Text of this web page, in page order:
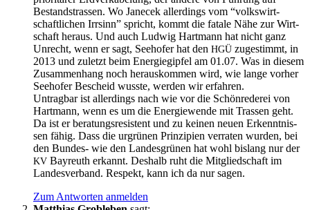
Bestandstras­sen. Wo Jan­ecek aller­dings vom “volks­wirt­
schaft­li­chen Irr­sinn” spricht, kommt die fata­le Nähe zur Wirt­
schaft her­aus. Und auch Lud­wig Hart­mann hat nicht ganz
Unrecht, wenn er sagt, See­ho­fer hat den HGÜ zuge­stimmt, in
2013 und zuletzt beim Ener­gie­gip­fel am 01.07. Was in die­sem
Zusam­men­hang noch her­aus­kom­men wird, wie lan­ge vor­her
See­ho­fer Bescheid wuss­te, wer­den wir erfahren.
Untrag­bar ist aller­dings nach wie vor die Schön­re­de­rei von
Hart­mann, wenn es um die Ener­gie­wen­de mit Tras­sen geht.
Da ist er bera­tungs­re­sis­tent und zu kei­nen neu­en Erkennt­nis­
sen fähig. Dass die urgrü­nen Prin­zi­pi­en ver­ra­ten wur­den, bei
den Bun­des- wie den Lan­des­grü­nen hat wohl bis­lang nur der
KV Bay­reuth erkannt. Des­halb ruht die Mit­glied­schaft im
Lan­des­ver­band. Respekt, kann ich da nur sagen.
Zum Antworten anmelden